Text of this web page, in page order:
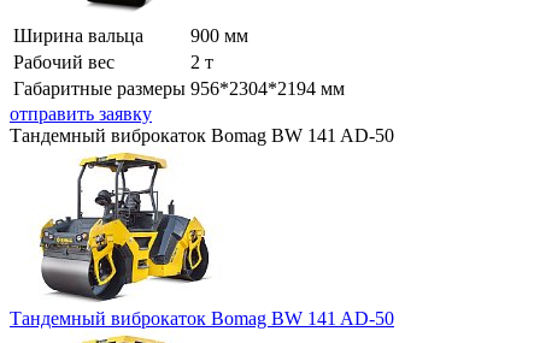
Ширина вальца
900 мм
Рабочий вес
2 т
Габаритные размеры 956*2304*2194 мм
отправить заявку
Тандемный виброкаток Bomag BW 141 AD-50
Тандемный виброкаток Bomag BW 141 AD-50